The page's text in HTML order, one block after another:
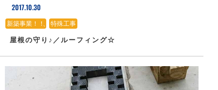
2017.10.30
新築事業！！ 特殊工事
屋根の守り♪／ルーフィング☆